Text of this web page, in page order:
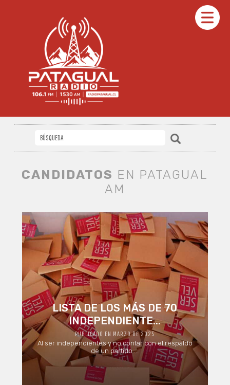
CANDIDATOS EN PATAGUAL
AM
LISTA DE LOS MÁS DE 70
INDEPENDIENTE...
PUBLICADO EN MARZO DE 2025
Al ser independientes y no contar con el respaldo
de un partido ...